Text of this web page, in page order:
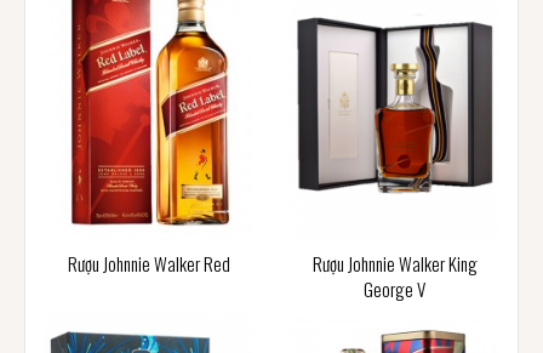
Rượu Johnnie Walker Red
Rượu Johnnie Walker King
George V